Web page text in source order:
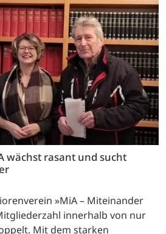
wächst rasant und sucht
»MiA – Miteinander
innerhalb von nur
Mit dem starken